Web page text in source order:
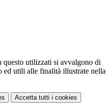
questo utilizzati si avvalgono di
ed utili alle finalità illustrate nella
Accetta tutti i cookies